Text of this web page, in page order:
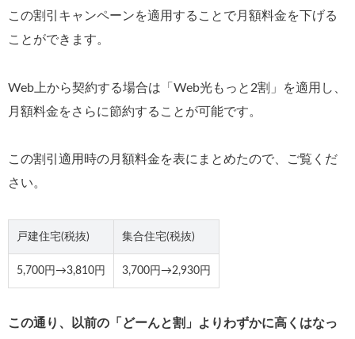
この割引キャンペーンを適用することで月額料金を下げる
ことができます。
Web上から契約する場合は「Web光もっと2割」を適用し、
月額料金をさらに節約することが可能です。
この割引適用時の月額料金を表にまとめたので、ご覧くだ
さい。
戸建住宅(税抜) 集合住宅(税抜)
5,700円→3,810円 3,700円→2,930円
この通り、以前の「どーんと割」よりわずかに高くはなっ